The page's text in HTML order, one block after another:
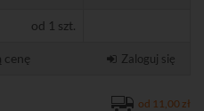
od 1 szt.
cenę Zaloguj się
od 11,00 zł